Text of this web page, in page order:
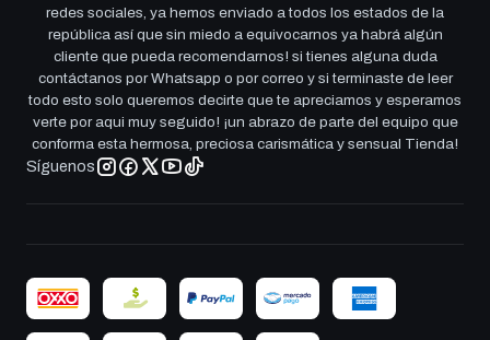
redes sociales, ya hemos enviado a todos los estados de la
república así que sin miedo a equivocarnos ya habrá algún
cliente que pueda recomendarnos! si tienes alguna duda
contáctanos por Whatsapp o por correo y si terminaste de leer
todo esto solo queremos decirte que te apreciamos y esperamos
verte por aqui muy seguido! ¡un abrazo de parte del equipo que
conforma esta hermosa, preciosa carismática y sensual Tienda!
Síguenos